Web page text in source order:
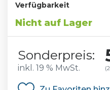
Verfügbarkeit
Nicht auf Lager
Sonderpreis:
inkl. 19 % MwSt.